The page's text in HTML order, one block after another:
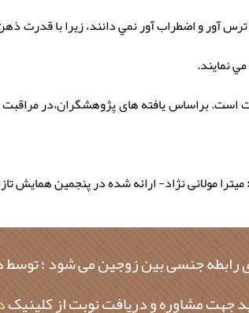
آور و اضطراب آور نمي دانند، زيرا با قدرت
نمايند.
براساس یافته های پژوهشگران،در مراقبت
میترا مولائی نژاد- ارائه شده در پنجمین همایش تازه
جنسی بین زوجین می شود ؛ توسط
جهت مشاوره و دریافت نوبت از کلینیک